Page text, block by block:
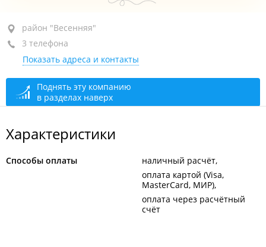
район "Весенняя", ул. Восточная 4-я, 24А
+7 914 655-97-29
+7 950 299-48-13
+7 (423) 248-48-13
сегодня закрыто
район "Весенняя"
3 телефона
Показать адреса и контакты
Поднять эту компанию
в разделах наверх
Характеристики
Способы оплаты
наличный расчёт
оплата картой (Visa,
MasterCard, МИР)
оплата через расчётный
счёт